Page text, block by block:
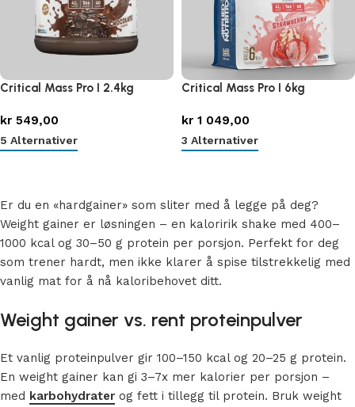
Critical Mass Pro I 2.4kg
kr 549,00
5 Alternativer
Critical Mass Pro I 6kg
kr 1 049,00
3 Alternativer
Er du en «hardgainer» som sliter med å legge på deg?
Weight gainer er løsningen – en kaloririk shake med 400–
1000 kcal og 30–50 g protein per porsjon. Perfekt for deg
som trener hardt, men ikke klarer å spise tilstrekkelig med
vanlig mat for å nå kalori behovet ditt.
Weight gainer vs. rent proteinpulver
Et vanlig proteinpulver gir 100–150 kcal og 20–25 g protein.
En weight gainer kan gi 3–7x mer kalorier per porsjon –
med karbohydrater og fett i tillegg til protein. Bruk weight